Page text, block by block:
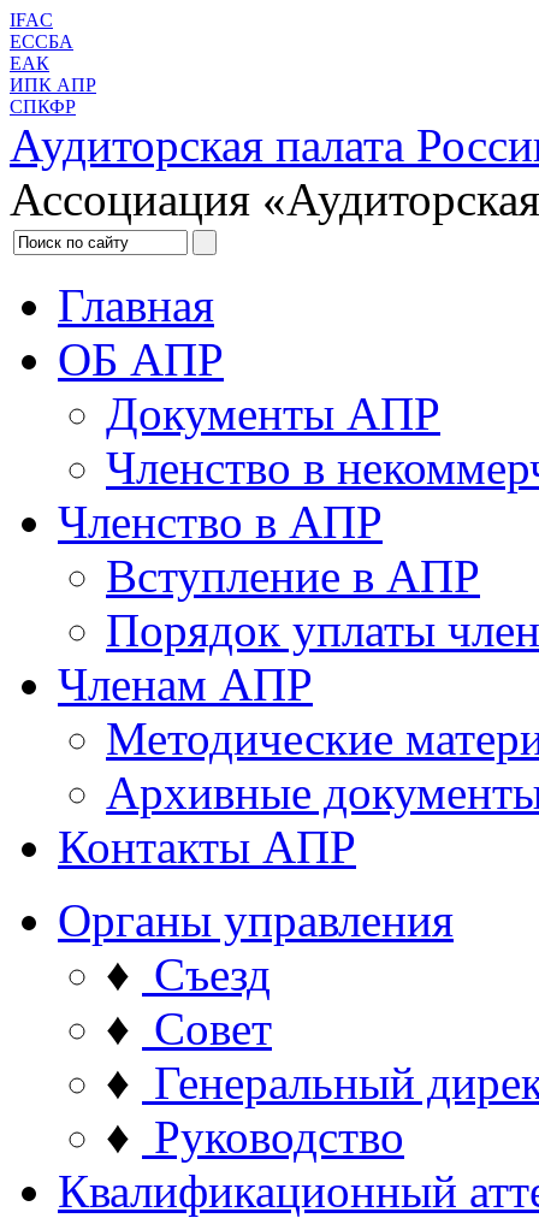
IFAC
ЕССБА
ЕАК
ИПК АПР
СПКФР
Аудиторская палата
Ассоциация
Главная
ОБ АПР
Документы АПР
Членство в
Членство в АПР
Вступление в АПР
Порядок уплаты
Членам АПР
Методические
Архивные
Контакты АПР
Органы управления
♦ Съезд
♦ Совет
♦ Генеральный
♦ Руководство
Квалификационный